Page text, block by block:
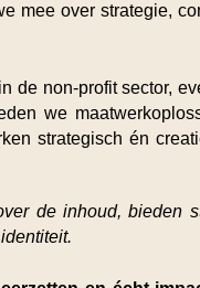
mee over strategie,
de non-profit sector,
we
strategisch én
de inhoud, bieden